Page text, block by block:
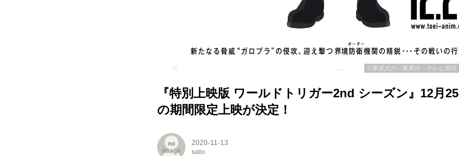
©葦原大介／集英社・テレビ朝日
『特別上映版 ワールドトリガー2nd シーズン』12月
の期間限定上映が決定！
2020-11-13
sato